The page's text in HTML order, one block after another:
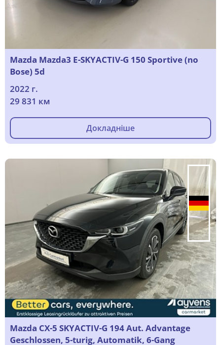
Mazda Mazda3 E-SKYACTIV-G 150 Sportive (no
Bose) 5d
2022 г.
29 831 км
Докладніше
Mazda CX-5 SKYACTIV-G 194 Aut. Advantage
Geschlossen, 5-turig, Automatik, 6-Gang